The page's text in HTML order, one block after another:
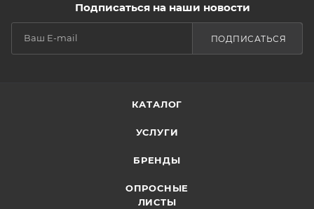
Подписаться на наши новости
ПОДПИСАТЬСЯ
КАТАЛОГ
УСЛУГИ
БРЕНДЫ
ОПРОСНЫЕ
ЛИСТЫ